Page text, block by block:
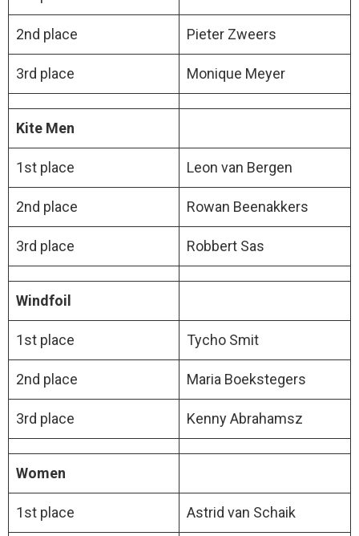
2nd place Pieter Zweers
3rd place Monique Meyer
Kite Men
1st place Leon van Bergen
2nd place Rowan Beenakkers
3rd place Robbert Sas
Windfoil
1st place Tycho Smit
2nd place Maria Boekstegers
3rd place Kenny Abrahamsz
Women
1st place Astrid van Schaik